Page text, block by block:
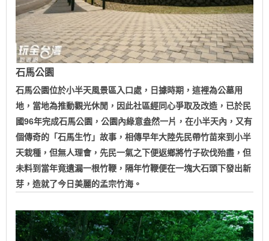
石馬公園
石馬公園位於小半天風景區入口處，日據時期，這裡為公墓用
地，當地為推動觀光休閒，因此社區經同心爭取及改造，已於民
國96年完成石馬公園，公園內綠意盎然一片，在小半天內，又有
個傳奇的「石馬生竹」故事，相傳早年大陸先民帶竹苗來到小半
天栽種，但無人理會，先民一氣之下便返鄉將竹子砍伐殆盡，但
未料到當年竟遺漏一根竹鞭，隔年竹鞭便在一塊大石頭下發出新
芽，造就了今日美麗的孟宗竹海。